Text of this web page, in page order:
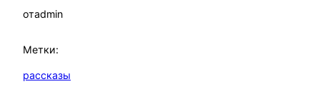
отadmin
Метки:
рассказы